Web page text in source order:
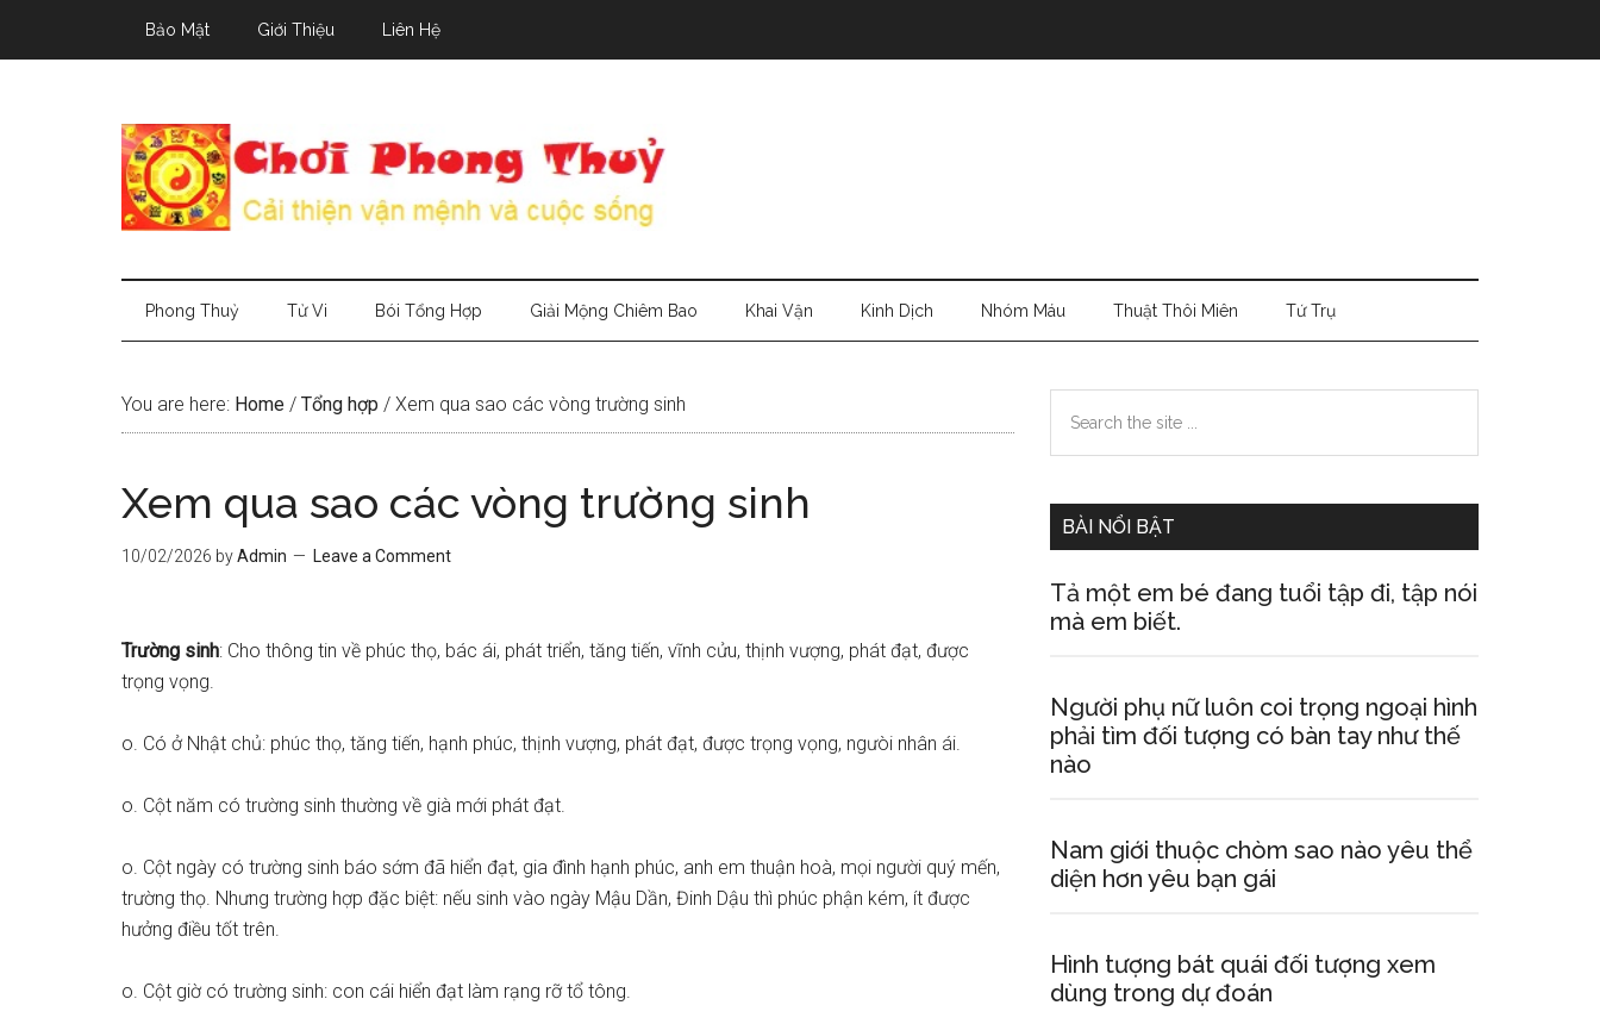
Bảo Mật Giới Thiệu Liên Hệ
Phong Thuỷ Tử Vi Bói Tổng Hợp Giải Mộng Chiêm Bao Khai Vận Kinh Dịch Nhóm Máu Thuật Thôi Miên Tứ Trụ
You are here: Home / Tổng hợp / Xem qua sao các vòng trường sinh
Xem qua sao các vòng trường sinh
10/02/2026 byAdmin Leave a Comment
Trường sinh: Cho thông tin về phúc thọ, bác ái, phát triển, tăng tiến, vĩnh cửu, thịnh vượng, phát đạt, được
trọng vọng.
o. Có ở Nhật chủ: phúc thọ, tăng tiến, hạnh phúc, thịnh vượng, phát đạt, được trọng vọng, ngưòi nhân ái.
o. Cột năm có trường sinh thường về già mới phát đạt.
o. Cột ngày có trường sinh báo sớm đã hiển đạt, gia đình hạnh phúc, anh em thuận hoà, mọi người quý mến,
trường thọ. Nhưng trường hợp đặc biệt: nếu sinh vào ngày Mậu Dần, Đinh Dậu thì phúc phận kém, ít được
hưởng điều tốt trên.
o. Cột giờ có trường sinh: con cái hiển đạt làm rạng rỡ tổ tông.
Primary
Sidebar
the
BÀI NỔI BẬT
Tả một em bé đang tuổi tập đi, tập nói
mà em biết.
Người phụ nữ luôn coi trọng ngoại hình
phải tìm đối tượng có bàn tay như thế
nào
Nam giới thuộc chòm sao nào yêu thể
diện hơn yêu bạn gái
Hình tượng bát quái đối tượng xem
dùng trong dự đoán